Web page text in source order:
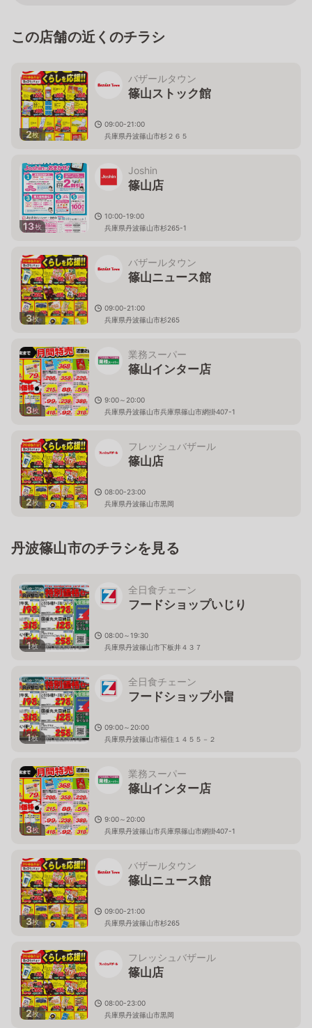
この店舗の近くのチラシ
2枚
バザールタウン
篠山ストック館
09:00-21:00
兵庫県丹波篠山市杉２６５
13枚
Joshin
篠山店
10:00-19:00
兵庫県丹波篠山市杉265-1
3枚
バザールタウン
篠山ニュース館
09:00-21:00
兵庫県丹波篠山市杉265
3枚
業務スーパー
篠山インター店
9:00～20:00
兵庫県丹波篠山市兵庫県篠山市網掛407-1
2枚
フレッシュバザール
篠山店
08:00-23:00
兵庫県丹波篠山市黒岡
丹波篠山市のチラシを見る
1枚
全日食チェーン
フードショップいじり
08:00～19:30
兵庫県丹波篠山市下板井４３７
1枚
全日食チェーン
フードショップ小畠
09:00～20:00
兵庫県丹波篠山市福住１４５５－２
3枚
業務スーパー
篠山インター店
9:00～20:00
兵庫県丹波篠山市兵庫県篠山市網掛407-1
3枚
バザールタウン
篠山ニュース館
09:00-21:00
兵庫県丹波篠山市杉265
2枚
フレッシュバザール
篠山店
08:00-23:00
兵庫県丹波篠山市黒岡